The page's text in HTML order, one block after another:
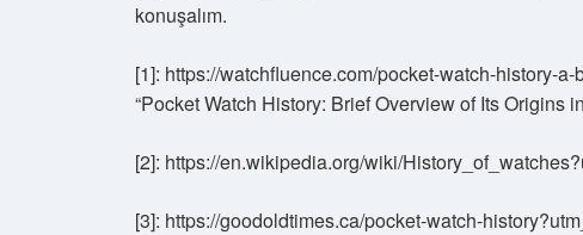
konuşalım.
[1]: https://watchfluence.com/pocket-watch-history-
“Pocket Watch History: Brief Overview of Its Origins
[2]: https://en.wikipedia.org/wiki/
[3]: https://goodoldtimes.ca/pocket-watch-